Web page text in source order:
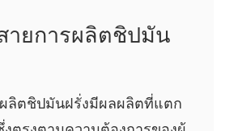
ายการผลิตชิปมัน
ลิตชิปมันฝรั่งมีผลผลิตที่แตก